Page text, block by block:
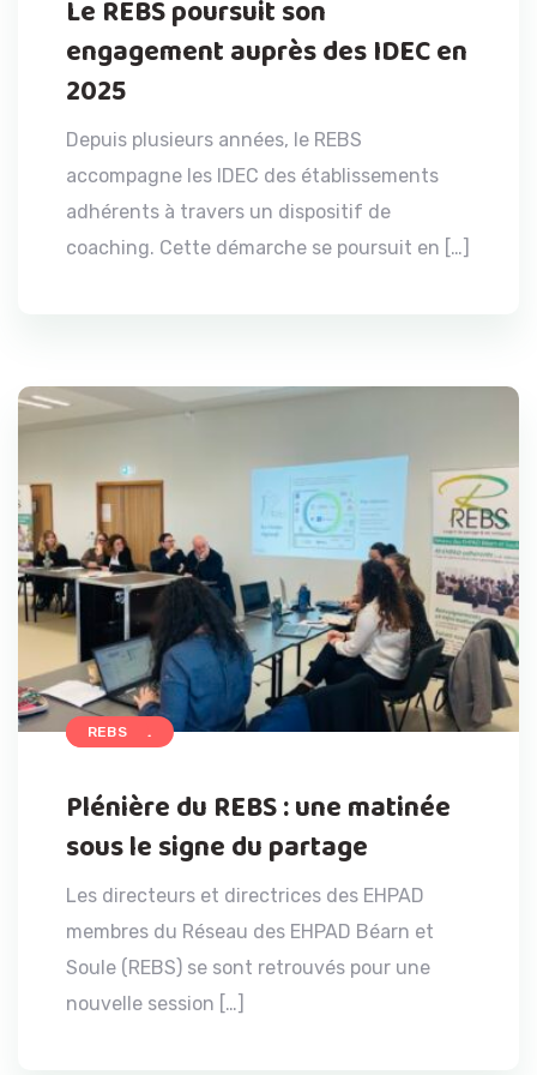
Le REBS poursuit son
engagement auprès des IDEC en
2025
Depuis plusieurs années, le REBS
accompagne les IDEC des établissements
adhérents à travers un dispositif de
coaching. Cette démarche se poursuit en […]
ACCUEIL
REBS
Plénière du REBS : une matinée
sous le signe du partage
Les directeurs et directrices des EHPAD
membres du Réseau des EHPAD Béarn et
Soule (REBS) se sont retrouvés pour une
nouvelle session […]